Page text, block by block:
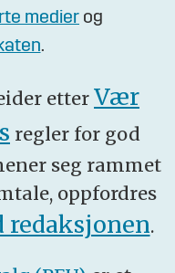
medier og
.
etter Vær
regler for god
seg rammet
oppfordres
.